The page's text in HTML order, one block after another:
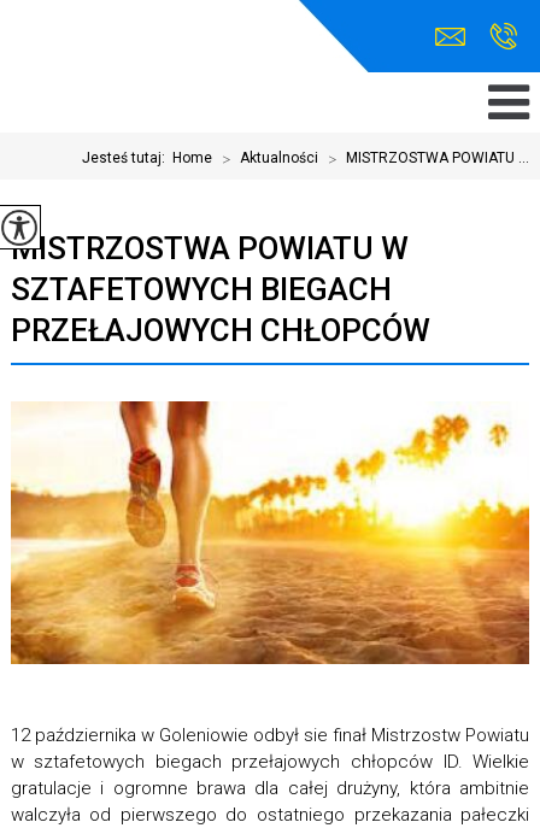
Jesteś tutaj: Home > Aktualności > MISTRZOSTWA POWIATU ...
MISTRZOSTWA POWIATU W
SZTAFETOWYCH BIEGACH
PRZEŁAJOWYCH CHŁOPCÓW
12 października w Goleniowie odbył sie finał Mistrzostw Powiatu
w sztafetowych biegach przełajowych chłopców ID. Wielkie
gratulacje i ogromne brawa dla całej drużyny, która ambitnie
walczyła od pierwszego do ostatniego przekazania pałeczki